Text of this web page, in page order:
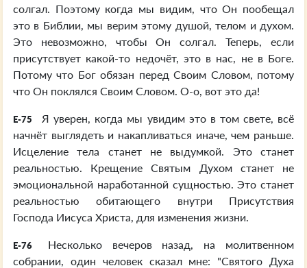
солгал. Поэтому когда мы видим, что Он пообещал
это в Библии, мы верим этому душой, телом и духом.
Это невозможно, чтобы Он солгал. Теперь, если
присутствует какой-то недочёт, это в нас, не в Боге.
Потому что Бог обязан перед Своим Словом, потому
что Он поклялся Своим Словом. О-о, вот это да!
E-75
Я уверен, когда мы увидим это в том свете, всё
начнёт выглядеть и накапливаться иначе, чем раньше.
Исцеление тела станет не выдумкой. Это станет
реальностью. Крещение Святым Духом станет не
эмоциональной наработанной сущностью. Это станет
реальностью обитающего внутри Присутствия
Господа Иисуса Христа, для изменения жизни.
E-76
Несколько вечеров назад, на молитвенном
собрании, один человек сказал мне: "Святого Духа